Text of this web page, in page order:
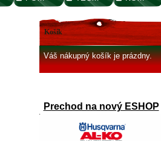
Košík
Váš nákupný košík je prázdny.
Prechod na nový ESHOP